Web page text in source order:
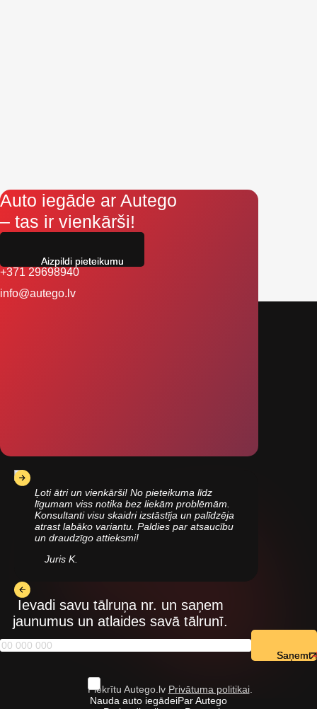
Auto iegāde ar Autego
– tas ir vienkārši!
+371 29698940
info@autego.lv
Ļoti ātri un vienkārši! No pieteikuma līdz
līgumam viss notika bez liekām problēmām.
Konsultanti visu skaidri izstāstīja un palīdzēja
atrast labāko variantu. Paldies par atsaucību
un draudzīgo attieksmi!
Juris K.
Ievadi savu tālruņa nr. un saņem
jaunumus un atlaides savā tālrunī.
Piekrītu Autego.lv Privātuma politikai.
Nauda auto iegādeiPar Autego